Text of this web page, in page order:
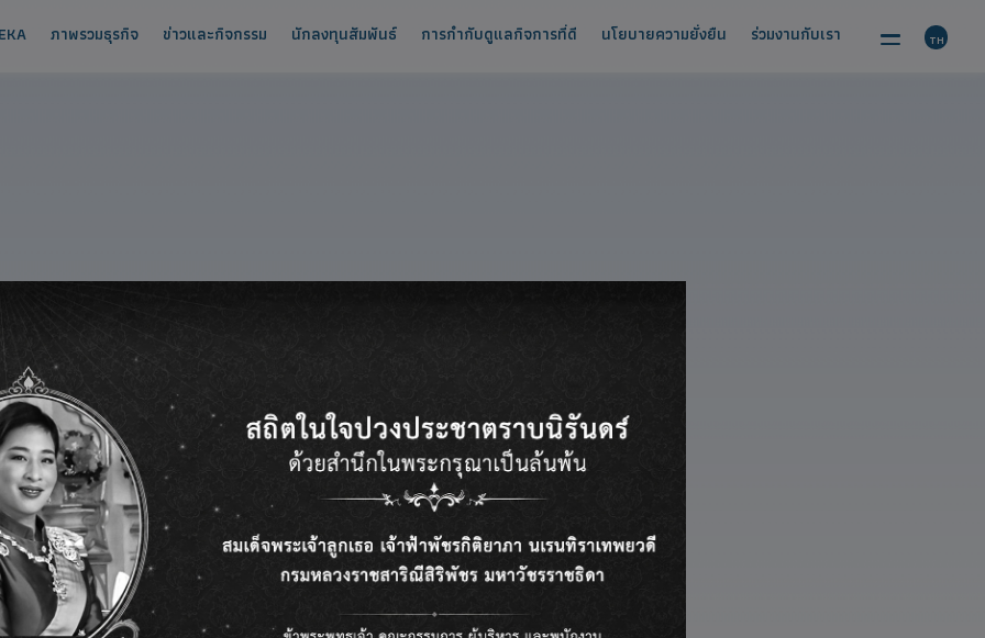
บ UREKA ภาพรวมธุรกิจ ข่าวและกิจกรรม นักลงทุนสัมพันธ์ การกำกับดูแลกิจการที่ดี นโยบายความยั่งยืน ร่วมงานกับเ
น้ำประปาสะอาด
หนึ่งในธุรกิจที่เราภาคภูมิใจ